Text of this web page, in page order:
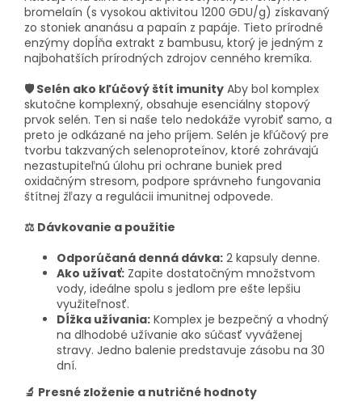
bromelaín (s vysokou aktivitou 1200 GDU/g) získavaný
zo stoniek ananásu a papaín z papáje. Tieto prírodné
enzýmy dopĺňa extrakt z bambusu, ktorý je jedným z
najbohatších prírodných zdrojov cenného kremíka.
🛡️ Selén ako kľúčový štít imunity Aby bol komplex
skutočne komplexný, obsahuje esenciálny stopový
prvok selén. Ten si naše telo nedokáže vyrobiť samo, a
preto je odkázané na jeho príjem. Selén je kľúčový pre
tvorbu takzvaných selenoproteínov, ktoré zohrávajú
nezastupiteľnú úlohu pri ochrane buniek pred
oxidačným stresom, podpore správneho fungovania
štítnej žľazy a regulácii imunitnej odpovede.
⚖️ Dávkovanie a použitie
Odporúčaná denná dávka: 2 kapsuly denne.
Ako užívať: Zapite dostatočným množstvom
vody, ideálne spolu s jedlom pre ešte lepšiu
využiteľnosť.
Dĺžka užívania: Komplex je bezpečný a vhodný
na dlhodobé užívanie ako súčasť vyváženej
stravy. Jedno balenie predstavuje zásobu na 30
dní.
🔬 Presné zloženie a nutričné hodnoty